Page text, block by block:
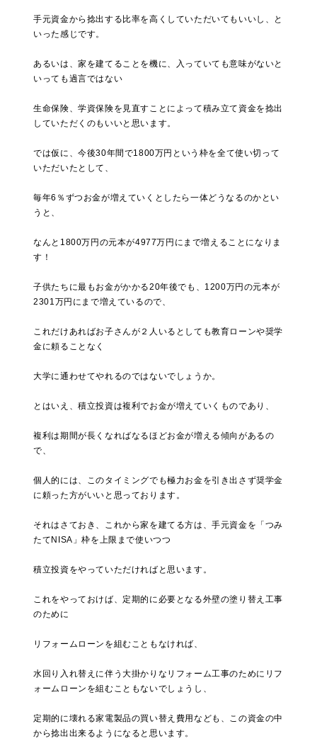
手元資金から捻出する比率を高くしていただいてもいいし、と
いった感じです。
あるいは、家を建てることを機に、入っていても意味がないと
いっても過言ではない
生命保険、学資保険を見直すことによって積み立て資金を捻出
していただくのもいいと思います。
では仮に、今後30年間で1800万円という枠を全て使い切って
いただいたとして、
毎年6％ずつお金が増えていくとしたら一体どうなるのかとい
うと、
なんと1800万円の元本が4977万円にまで増えることになりま
す！
子供たちに最もお金がかかる20年後でも、1200万円の元本が
2301万円にまで増えているので、
これだけあればお子さんが２人いるとしても教育ローンや奨学
金に頼ることなく
大学に通わせてやれるのではないでしょうか。
とはいえ、積立投資は複利でお金が増えていくものであり、
複利は期間が長くなればなるほどお金が増える傾向があるの
で、
個人的には、このタイミングでも極力お金を引き出さず奨学金
に頼った方がいいと思っております。
それはさておき、これから家を建てる方は、手元資金を「つみ
たてNISA」枠を上限まで使いつつ
積立投資をやっていただければと思います。
これをやっておけば、定期的に必要となる外壁の塗り替え工事
のために
リフォームローンを組むこともなければ、
水回り入れ替えに伴う大掛かりなリフォーム工事のためにリフ
ォームローンを組むこともないでしょうし、
定期的に壊れる家電製品の買い替え費用なども、この資金の中
から捻出出来るようになると思います。